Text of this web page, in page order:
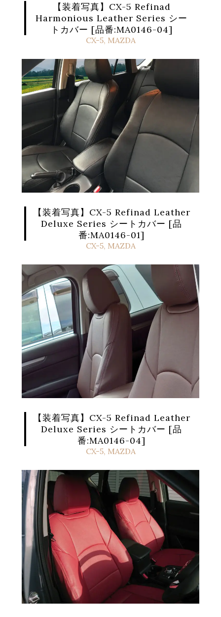
【装着写真】CX-5 Refinad
Harmonious Leather Series シー
トカバー [品番:MA0146-04]
CX-5, MAZDA
【装着写真】CX-5 Refinad Leather
Deluxe Series シートカバー [品
番:MA0146-01]
CX-5, MAZDA
【装着写真】CX-5 Refinad Leather
Deluxe Series シートカバー [品
番:MA0146-04]
CX-5, MAZDA